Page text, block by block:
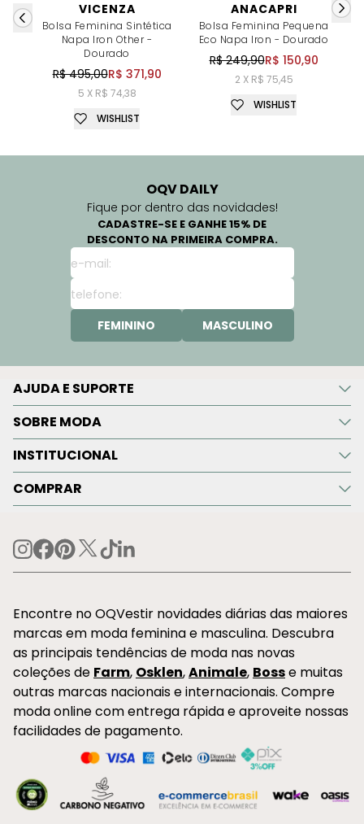
VICENZA
Bolsa Feminina Sintética
Napa Iron Other -
Dourado
R$ 495,00R$ 371,90
5 X R$ 74,38
WISHLIST
ANACAPRI
Bolsa Feminina Pequena
Eco Napa Iron - Dourado
R$ 249,90R$ 150,90
2 X R$ 75,45
WISHLIST
OQV DAILY
Fique por dentro das novidades!
CADASTRE-SE E GANHE 15% DE
DESCONTO NA PRIMEIRA COMPRA.
FEMININO MASCULINO
AJUDA E SUPORTE
SOBRE MODA
INSTITUCIONAL
COMPRAR
Encontre no OQVestir novidades diárias das maiores
marcas em moda feminina e masculina. Descubra
as principais tendências de moda nas novas
coleções de Farm, Osklen,Animale, Bosse muitas
outras marcas nacionais e internacionais. Compre
moda online com entrega rápida e aproveite nossas
facilidades de pagamento.